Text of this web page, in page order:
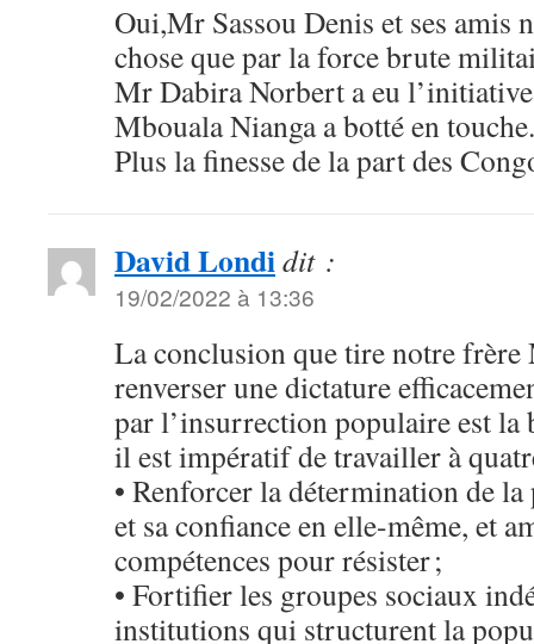
Oui,Mr Sassou Denis et ses amis
chose que par la force brute
Mr Dabira Norbert a eu
Mbouala Nianga a botté en touche.
Plus la finesse de la part des
David Londidit :
19/02/2022 à 13:36
La conclusion que tire notre
renverser une dictature
par l’insurrection populaire est la
il est impératif de travailler à
• Renforcer la détermination de
et sa confiance en elle-même, et
compétences pour résister ;
• Fortifier les groupes sociaux
institutions qui structurent la